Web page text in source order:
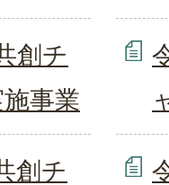
創チ
事業
創チ